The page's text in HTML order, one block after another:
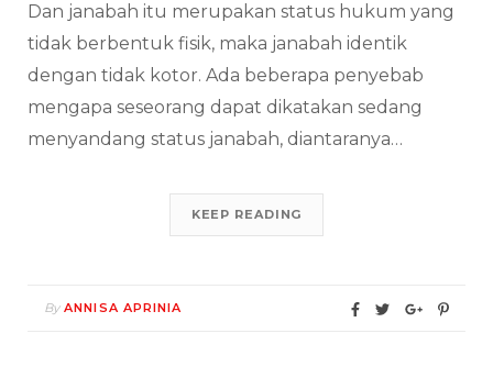
Dan janabah itu merupakan status hukum yang
tidak berbentuk fisik, maka janabah identik
dengan tidak kotor. Ada beberapa penyebab
mengapa seseorang dapat dikatakan sedang
menyandang status janabah, diantaranya…
KEEP READING
By ANNISA APRINIA